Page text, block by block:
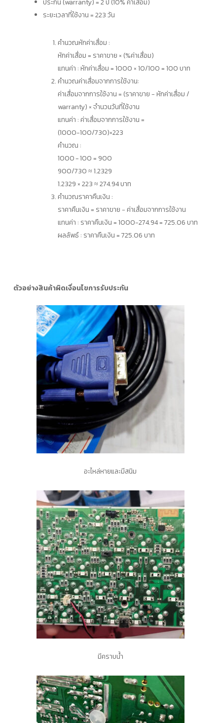
ประกัน (warranty) = 2 ปี (10% ค่าเสื่อม)
ระยะเวลาที่ใช้งาน = 223 วัน
คำนวณหักค่าเสื่อม :
หักค่าเสื่อม = ราคาขาย × (%ค่าเสื่อม)
แทนค่า : หักค่าเสื่อม = 1000 × 10/100 = 100 บาท
คำนวณค่าเสื่อมจากการใช้งาน:
ค่าเสื่อมจากการใช้งาน = (ราคาขาย − หักค่าเสื่อม /
warranty) × จำนวนวันที่ใช้งาน
แทนค่า : ค่าเสื่อมจากการใช้งาน =
(1000−100/730)×223
คำนวณ :
1000 - 100 = 900
900/730 ≈ 1.2329
1.2329 × 223 ≈ 274.94 บาท
คำนวณราคาคืนเงิน :
ราคาคืนเงิน = ราคาขาย − ค่าเสื่อมจากการใช้งาน
แทนค่า : ราคาคืนเงิน = 1000−274.94 = 725.06 บาท
ผลลัพธ์ : ราคาคืนเงิน = 725.06 บาท
ตัวอย่างสินค้าผิดเงื่อนไขการรับประกัน
อะไหล่หายและมีสนิม
มีคราบน้ำ